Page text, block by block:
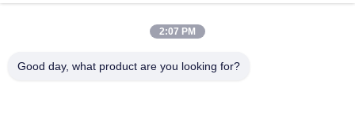
2:07 PM
Good day, what product are you looking for?